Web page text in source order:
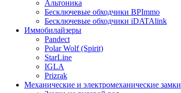
Альтоника
Бесключевые обходчики BPImmo
Бесключевые обходчики iDATAlink
Иммобилайзеры
Pandect
Polar Wolf (Spirit)
StarLine
IGLA
Prizrak
Механические и электромеханические замки